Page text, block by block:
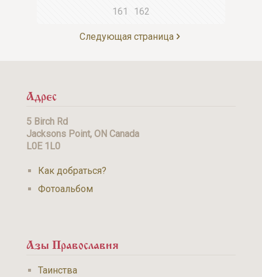
161
162
Следующая страница
Адрес
5 Birch Rd
Jacksons Point, ON Canada
L0E 1L0
Как добраться?
Фотоальбом
Азы Православия
Таинства